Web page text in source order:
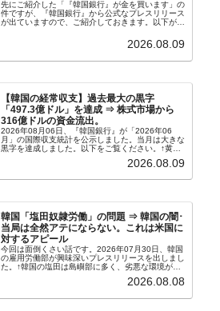
先にご紹介した「『韓国銀行』が金を買います」の
件ですが、『韓国銀行』から公式なプレスリリース
が出ていますので、ご紹介しておきます。以下が全
れ協力体制を構築□『韓国銀行』は、国内生産金の
2026.08.09
【韓国の経常収支】過去最大の黒字
「497.3億ドル」を達成 ⇒ 株式市場から
316億ドルの資金流出。
2026年08月06日、『韓国銀行』が「2026年06
月」の国際収支統計を公示しました。当月は大きな
黒字を達成しました。以下をご覧ください。↑黄色
の経常収支です。2026年06月貿易収支：4...
2026.08.09
韓国「塩田奴隷労働」の問題 ⇒ 韓国の闇･
当局は全然アテにならない。これは米国に
対するアピール
今回は面倒くさい話です。2026年07月30日、韓国
の雇用労働部が興味深いプレスリリースを出しまし
た。↑韓国の塩田は島嶼部に多く、劣悪な環境が一
たといわれます（後述）。これは、いわゆる「塩田
2026.08.08